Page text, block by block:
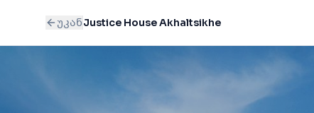
უკანJustice House Akhaltsikhe